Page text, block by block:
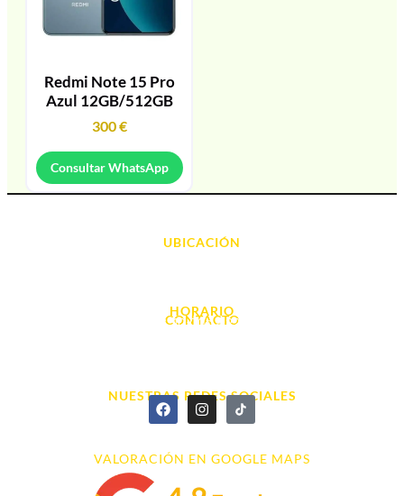
Redmi Note 15 Pro
Azul 12GB/512GB
300€
Consultar WhatsApp
UBICACIÓN
HORARIO
L. - S. 10:00h a 22:00h
CONTACTO
NUESTRAS REDES SOCIALES
VALORACIÓN EN GOOGLE MAPS